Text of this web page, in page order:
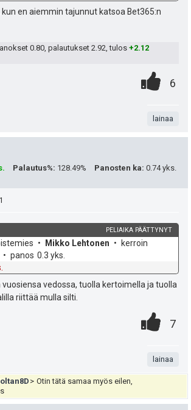
kun en aiemmin tajunnut katsoa Bet365:n
0.80 , palautukset 2.92 , tulos +2.12
P
i
s
e
t
ä
h
e
e
n
s
6
lainaa
Palautus%: 128.49% Panosten ka: 0.74 yks.
PELIAIKA PÄÄTTYNYT
v
e
Mikko Lehtonen
kerroin
panos 0.3 yks.
vuosiensa vedossa, tuolla kertoimella ja tuolla
riittää mulla silti.
P
i
s
t
7
lainaa
> Otin tätä samaa myös eilen,